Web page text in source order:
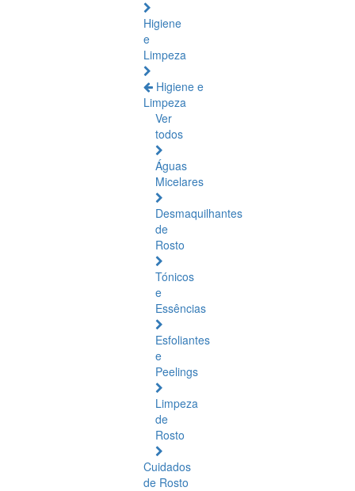
Higiene
e
Limpeza
Higiene e
Limpeza
Ver
todos
Águas
Micelares
Desmaquilhantes
de
Rosto
Tónicos
e
Essências
Esfoliantes
e
Peelings
Limpeza
de
Rosto
Cuidados
de Rosto